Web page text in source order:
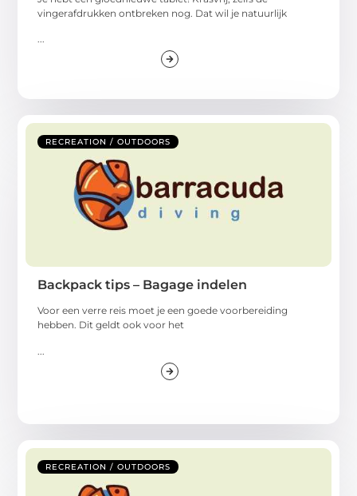
vingerafdrukken ontbreken nog. Dat wil je natuurlijk
...
RECREATION / OUTDOORS
Backpack tips – Bagage indelen
Voor een verre reis moet je een goede voorbereiding
hebben. Dit geldt ook voor het
RECREATION / OUTDOORS